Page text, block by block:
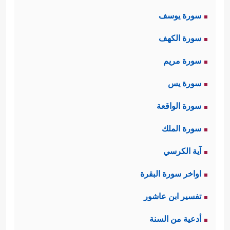
أهلَكَتْهم عن آخرهم
سورة يوسف
سورة الكهف
سورة مريم
سورة يس
سورة الواقعة
سورة الملك
آية الكرسي
اواخر سورة البقرة
تفسير ابن عاشور
أدعية من السنة